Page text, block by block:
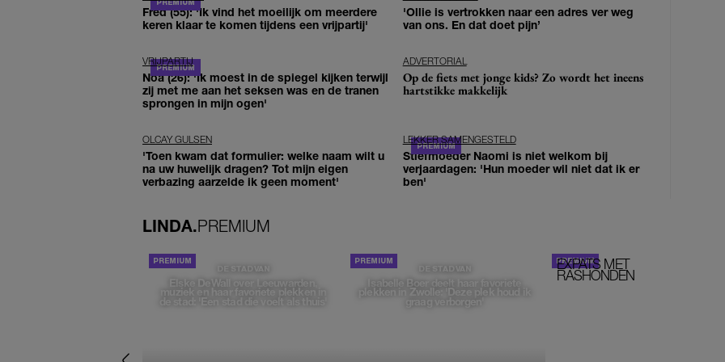
Fred (55): 'Ik vind het moeilijk om meerdere
keren klaar te komen tijdens een vrijpartij'
'Ollie is vertrokken naar een adres ver weg
van ons. En dat doet pijn’
VRIJPARTIJ
Noa (26): 'Ik moest in de spiegel kijken terwijl
zij met me aan het seksen was en de tranen
sprongen in mijn ogen'
ADVERTORIAL
Op de fiets met jonge kids? Zo wordt het ineens
hartstikke makkelijk
OLCAY GULSEN
'Toen kwam dat formulier: welke naam wilt u
na uw huwelijk dragen? Tot mijn eigen
verbazing aarzelde ik geen moment'
LEKKER SAMENGESTELD
Stiefmoeder Naomi is niet welkom bij
verjaardagen: 'Hun moeder wil niet dat ik er
ben'
LINDA.PREMIUM
DE STAD VAN
Elske DeWall over Leeuwarden,
muziek en haar favoriete plekken in
de stad: 'Een stad die voelt als thuis'
DE STAD VAN
Isabelle Boer deelt haar favoriete
plekken in Zwolle: 'Deze plek houd ik
graag verborgen'
EXPATS MET
RASHONDEN